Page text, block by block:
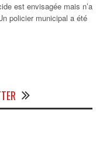
est envisagée mais n’a
policier municipal a été